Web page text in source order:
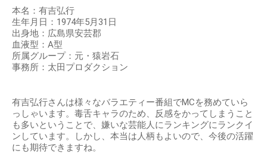
本名：有吉弘行
生年月日：1974年5月31日
出身地：広島県安芸郡
血液型：A型
所属グループ：元・猿岩石
事務所：太田プロダクション
有吉弘行さんは様々なバラエティー番組でMCを務めていら
っしゃいます。毒舌キャラのため、反感をかってしまうこと
も多いということで、嫌いな芸能人にランキングにランクイ
ンしています。しかし、本当は人柄もよいので、今後の活躍
にも期待できますね。